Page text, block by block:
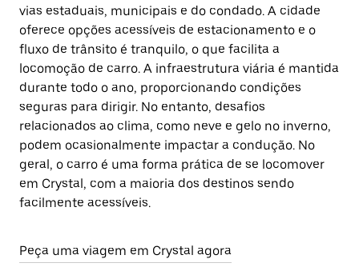
vias estaduais, municipais e do condado. A cidade
oferece opções acessíveis de estacionamento e o
fluxo de trânsito é tranquilo, o que facilita a
locomoção de carro. A infraestrutura viária é mantida
durante todo o ano, proporcionando condições
seguras para dirigir. No entanto, desafios
relacionados ao clima, como neve e gelo no inverno,
podem ocasionalmente impactar a condução. No
geral, o carro é uma forma prática de se locomover
em Crystal, com a maioria dos destinos sendo
facilmente acessíveis.
Peça uma viagem em Crystal agora